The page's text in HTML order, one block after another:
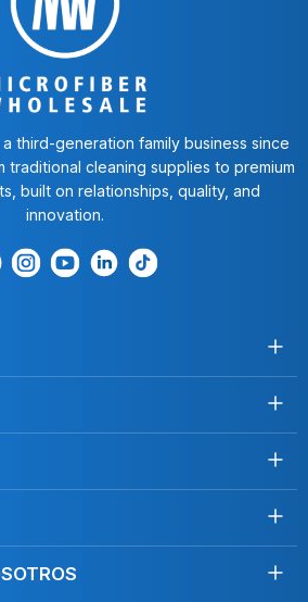
third-generation family business since
traditional cleaning supplies to premium
built on relationships, quality, and
innovation.
Encuéntrenos
Find
Encuéntrenos
Find
Information